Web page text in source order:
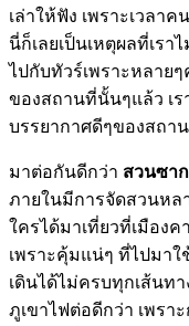
เล่าให้ฟัง เพราะเวลา
นี่ก็เลยเป็นเหตุผลที่เรา
ไปกับทัวร์เพราะหลาย
ของสถานที่นั้นๆแล้ว เร
บรรยากาศดีๆของสถา
มาต่อกันดีกว่า สวนซาก
ภายในมีการจัดสวนหล
ใครได้มาเที่ยวที่เมือง
เพราะคุ้มแน่ๆ ที่ไปมาใ
เดินได้ไม่ครบทุกเส้นทา
ภูเขาไฟต่อดีกว่า เพรา